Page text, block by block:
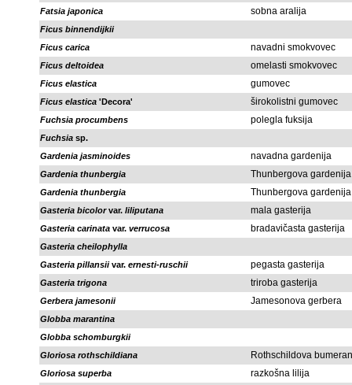
Fatsia japonica sobna aralija
Ficus binnendijkii
Ficus carica
navadni smokvovec
Ficus deltoidea omelasti smokvovec
Ficus elastica gumovec
Ficus elastica 'Decora' širokolistni gumovec
Fuchsia procumbens polegla fuksija
Fuchsia sp.
Gardenia jasminoides
navadna gardenija
Gardenia thunbergia Thunbergova gardenija
Gardenia thunbergia Thunbergova gardenija
Gasteria bicolorvar. liliputana mala gasterija
Gasteria carinata var. verrucosa bradavičasta gasterija
Gasteria cheilophylla
Gasteria pillansiivar. ernesti-ruschii pegasta gasterija
Gasteria trigona triroba gasterija
Gerbera jamesonii Jamesonova gerbera
Globba marantina
Globba schomburgkii
Gloriosa rothschildiana
Rothschildova
Gloriosa superba razkošna lilija